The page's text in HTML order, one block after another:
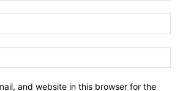
and website in this browser for the